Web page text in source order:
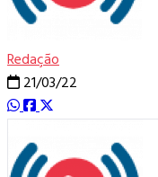
Redação
21/03/22